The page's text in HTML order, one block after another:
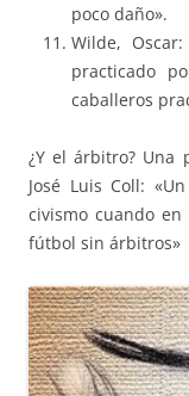
poco daño».
Wilde,
practicado
caballeros
¿Y el árbitro? Una
José Luis Coll:
civismo cuando
fútbol sin árbitros»